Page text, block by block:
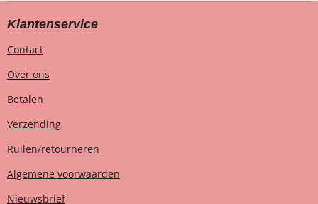
Klantenservice
Contact
Over ons
Betalen
Verzending
Ruilen/retourneren
Algemene voorwaarden
Nieuwsbrief